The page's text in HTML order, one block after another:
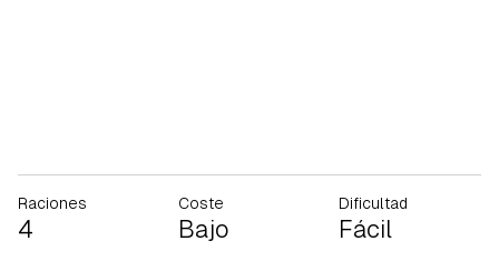
Raciones
4
Coste
Bajo
Dificultad
Fácil